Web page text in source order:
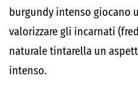
burgundy intenso giocano
valorizzare gli incarnati
naturale tintarella un
intenso.